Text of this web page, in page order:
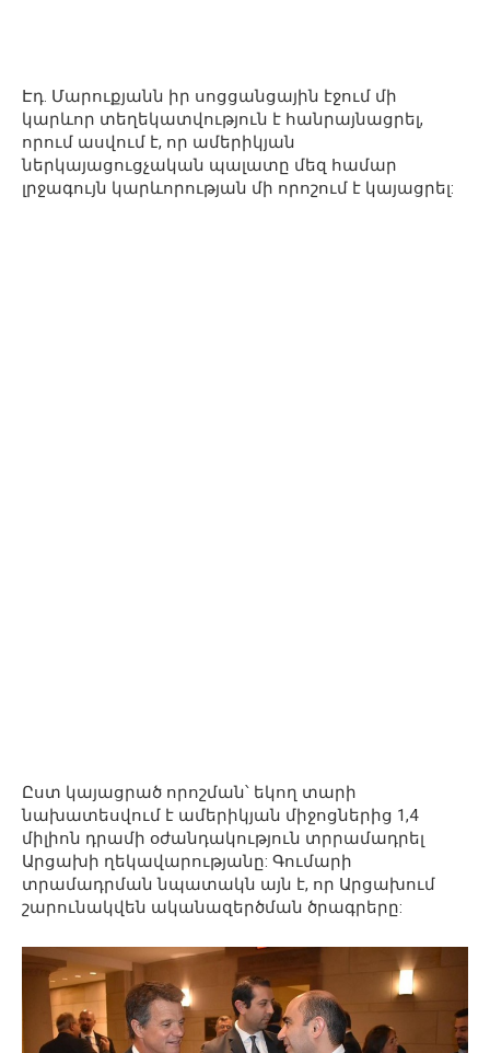
Էդ. Մարուքյանն իր սոցցանցային էջում մի
կարևոր տեղեկատվություն է հանրայնացրել,
որում ասվում է, որ ամերիկյան
ներկայացուցչական պալատը մեզ համար
լրջագույն կարևորության մի որոշում է կայացրել:
Ըստ կայացրած որոշման՝ եկող տարի
նախատեսվում է ամերիկյան միջոցներից 1,4
միլիոն դրամի օժանդակություն տրրամադրել
Արցախի ղեկավարությանը: Գումարի
տրամադրման նպատակն այն է, որ Արցախում
շարունակվեն ականազերծման ծրագրերը: